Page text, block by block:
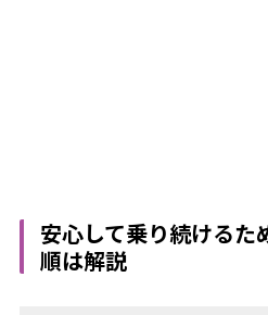
安心して乗り続けるた
順は解説